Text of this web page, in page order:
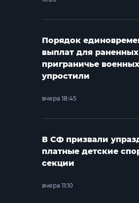
Порядок
выплат для
приграничье военных
упростили
вчера 18:45
В СФ призвали
платные детские
секции
вчера 11:10